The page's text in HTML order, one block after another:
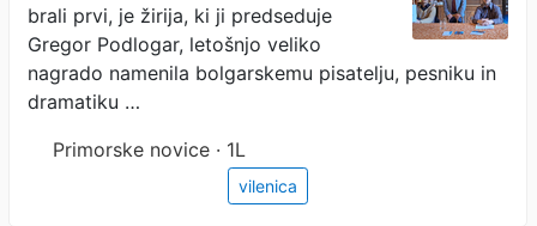
brali prvi, je žirija, ki ji predseduje
Gregor Podlogar, letošnjo veliko
nagrado namenila bolgarskemu pisatelju, pesniku in
dramatiku …
Primorske novice · 1L
vilenica